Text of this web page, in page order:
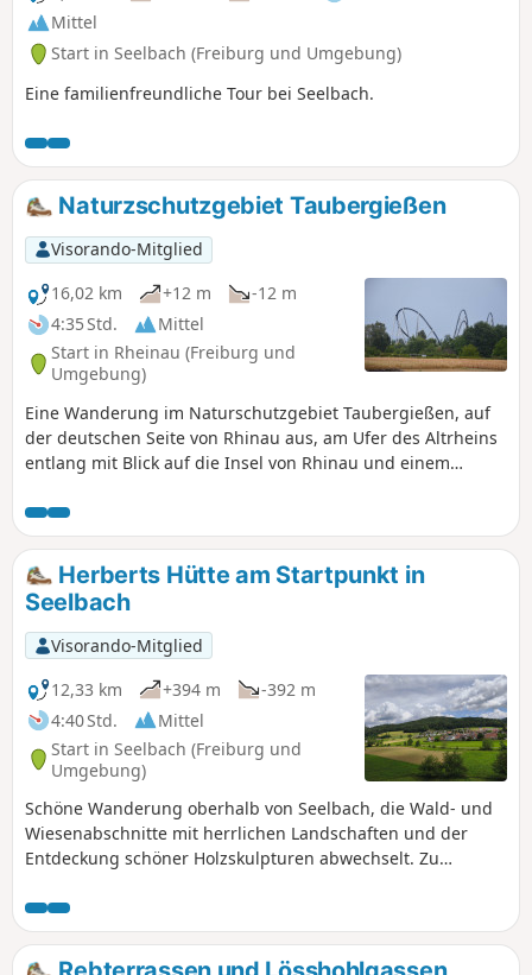
Mittel
Start in Seelbach (Freiburg und Umgebung)
Eine familienfreundliche Tour bei Seelbach.
Naturzschutzgebiet Taubergießen
Visorando-Mitglied
16,02 km
+12 m
-12 m
4:35 Std.
Mittel
Start in Rheinau (Freiburg und
Umgebung)
Eine Wanderung im Naturschutzgebiet Taubergießen, auf
der deutschen Seite von Rhinau aus, am Ufer des Altrheins
entlang mit Blick auf die Insel von Rhinau und einem
um ein tausend Hektar großes Naturschutzgebiet der
französischen Gemeinde Rhinau auf deutschem Boden (650
ha Wald und 350 ha Wiesen oder Felder). Ich hatte das
Glück, Rehe, Schwäne und Reiher zu sehen.
Herberts Hütte am Startpunkt in
Seelbach
Visorando-Mitglied
12,33 km
+394 m
-392 m
4:40 Std.
Mittel
Start in Seelbach (Freiburg und
Umgebung)
Schöne Wanderung oberhalb von Seelbach, die Wald- und
Wiesenabschnitte mit herrlichen Landschaften und der
Entdeckung schöner Holzskulpturen abwechselt. Zu
steil ist.